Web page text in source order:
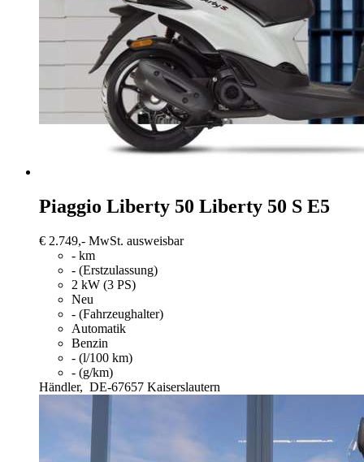
Piaggio Liberty 50 Liberty 50 S E5
€ 2.749,- MwSt. ausweisbar
- km
- (Erstzulassung)
2 kW (3 PS)
Neu
- (Fahrzeughalter)
Automatik
Benzin
- (l/100 km)
- (g/km)
Händler, DE-67657 Kaiserslautern